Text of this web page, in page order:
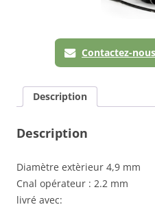
Contactez-nous
Description
Description
Diamètre extèrieur 4,9 mm
Cnal opérateur : 2.2 mm
livré avec: